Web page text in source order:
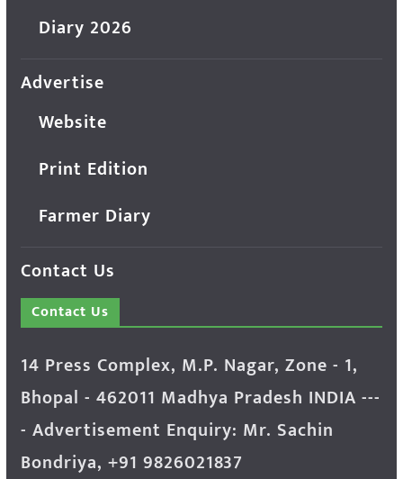
Diary 2026
Advertise
Website
Print Edition
Farmer Diary
Contact Us
Contact Us
14 Press Complex, M.P. Nagar, Zone - 1,
Bhopal - 462011 Madhya Pradesh INDIA ---
- Advertisement Enquiry: Mr. Sachin
Bondriya, +91 9826021837